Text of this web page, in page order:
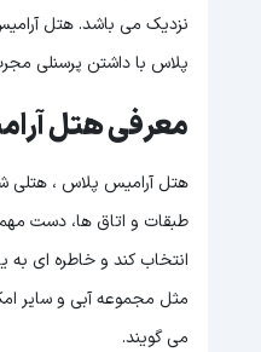
پلاس با داشتن پرسنلی
معرفی هتل
هتل آرامیس پلاس ، هتلی
طبقات و اتاق ها، دست
انتخاب کند و خاطره ای به
مثل مجموعه آبی و سایر
می گویند.